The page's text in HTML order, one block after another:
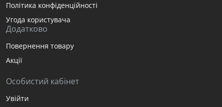
Політика конфіденційності
Угода користувача
Додатково
Повернення товару
Акції
Особистий кабінет
Увійти